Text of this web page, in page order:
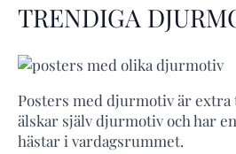
TRENDIGA
Posters med djurmotiv är extra
älskar själv djurmotiv och har
hästar i vardagsrummet.